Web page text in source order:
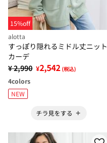
15%off
alotta
すっぽり隠れるミドル丈ニット
カーデ
¥ 2,990 ¥2,542 (税込)
4colors
NEW
チラ見をする